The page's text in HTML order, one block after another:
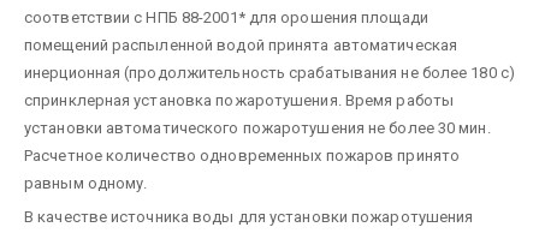
соответствии с НПБ 88-2001* для орошения площади
помещений распыленной водой принята автоматическая
инерционная (продолжительность срабатывания не более 180 с)
спринклерная установка пожаротушения. Время работы
установки автоматического пожаротушения не более 30 мин.
Расчетное количество одновременных пожаров принято
равным одному.
В качeствe источника воды для установки пожаротушeния